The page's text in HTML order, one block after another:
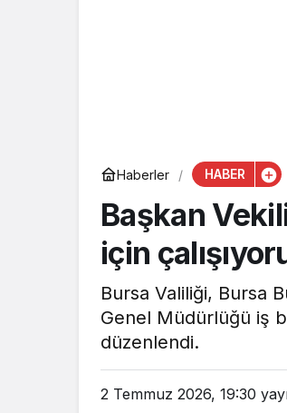
Haberler HABER
Başkan
için
Bursa Valiliği, Bursa
Genel Müdürlüğü iş
düzenlendi.
2 Temmuz 2026, 19:30